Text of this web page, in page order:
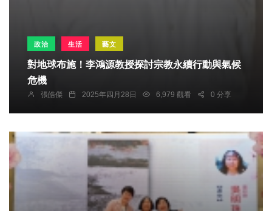
政治 生活 藝文
對地球布施！李鴻源教授探討宗教永續行動與氣候
危機
張皓傑 2025年四月28日 6,979 觀看 0 分享